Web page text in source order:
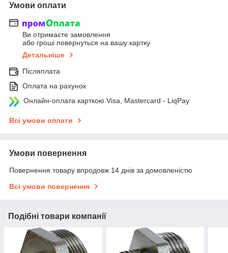
Умови оплати
Ви отримаєте замовлення
або гроші повернуться на вашу картку
Детальніше
Післяплата
Оплата на рахунок
Онлайн-оплата карткою Visa, Mastercard - LiqPay
Всі умови оплати
Умови повернення
Повернення товару впродовж 14 днів за домовленістю
Всі умови повернення
Подібні товари компанії